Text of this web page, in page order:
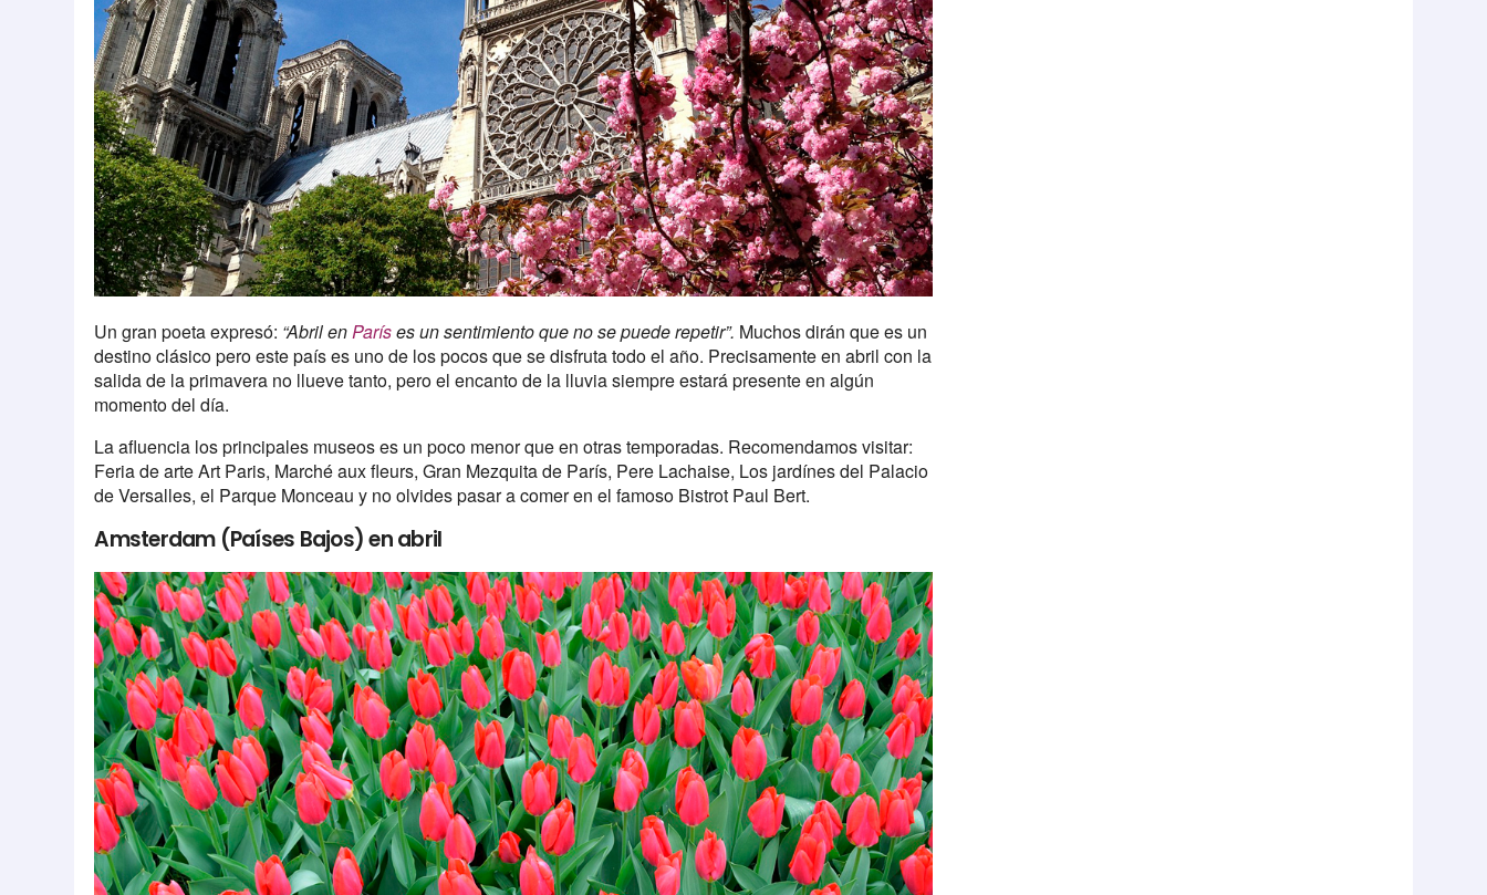
Un gran poeta expresó: “Abril enParíses un sentimiento que no se puede repetir”. Muchos dirán que es un
destino clásico pero este país es uno de los pocos que se disfruta todo el año. Precisamente en abril con la
salida de la primavera no llueve tanto, pero el encanto de la lluvia siempre estará presente en algún
momento del día.
La afluencia los principales museos es un poco menor que en otras temporadas. Recomendamos visitar:
Feria de arte Art Paris, Marché aux fleurs, Gran Mezquita de París, Pere Lachaise, Los jardínes del Palacio
de Versalles, el Parque Monceau y no olvides pasar a comer en el famoso Bistrot Paul Bert.
Amsterdam (Países Bajos) en abril